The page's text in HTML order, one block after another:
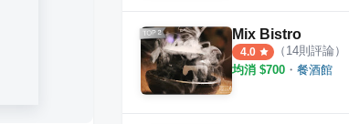
Mix Bistro
4.0 （ 14則評論）
均消 $700 ・ 餐酒館